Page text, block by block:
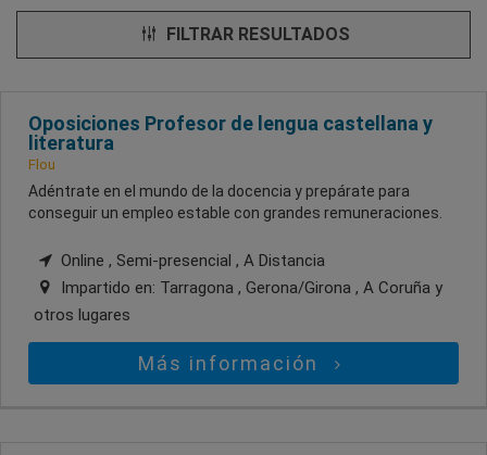
FILTRAR RESULTADOS
Oposiciones Profesor de lengua castellana y
literatura
Flou
Adéntrate en el mundo de la docencia y prepárate para
conseguir un empleo estable con grandes remuneraciones.
Online , Semi-presencial , A Distancia
Impartido en: Tarragona , Gerona/Girona , A Coruña y
otros lugares
Más información